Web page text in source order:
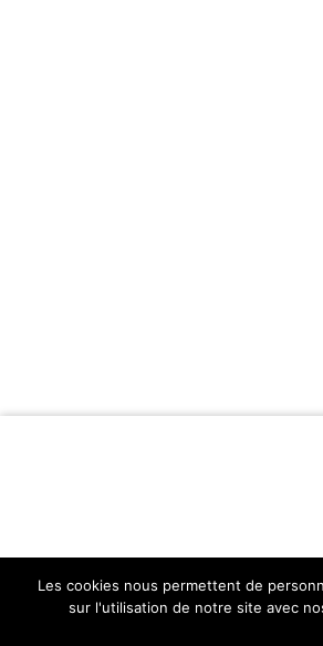
Les cookies nous permettent de
sur l'utilisation de notre site avec